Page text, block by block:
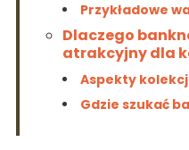
Przykładowe
Dlaczego
atrakcyjny dla
Aspekty
Gdzie szukać